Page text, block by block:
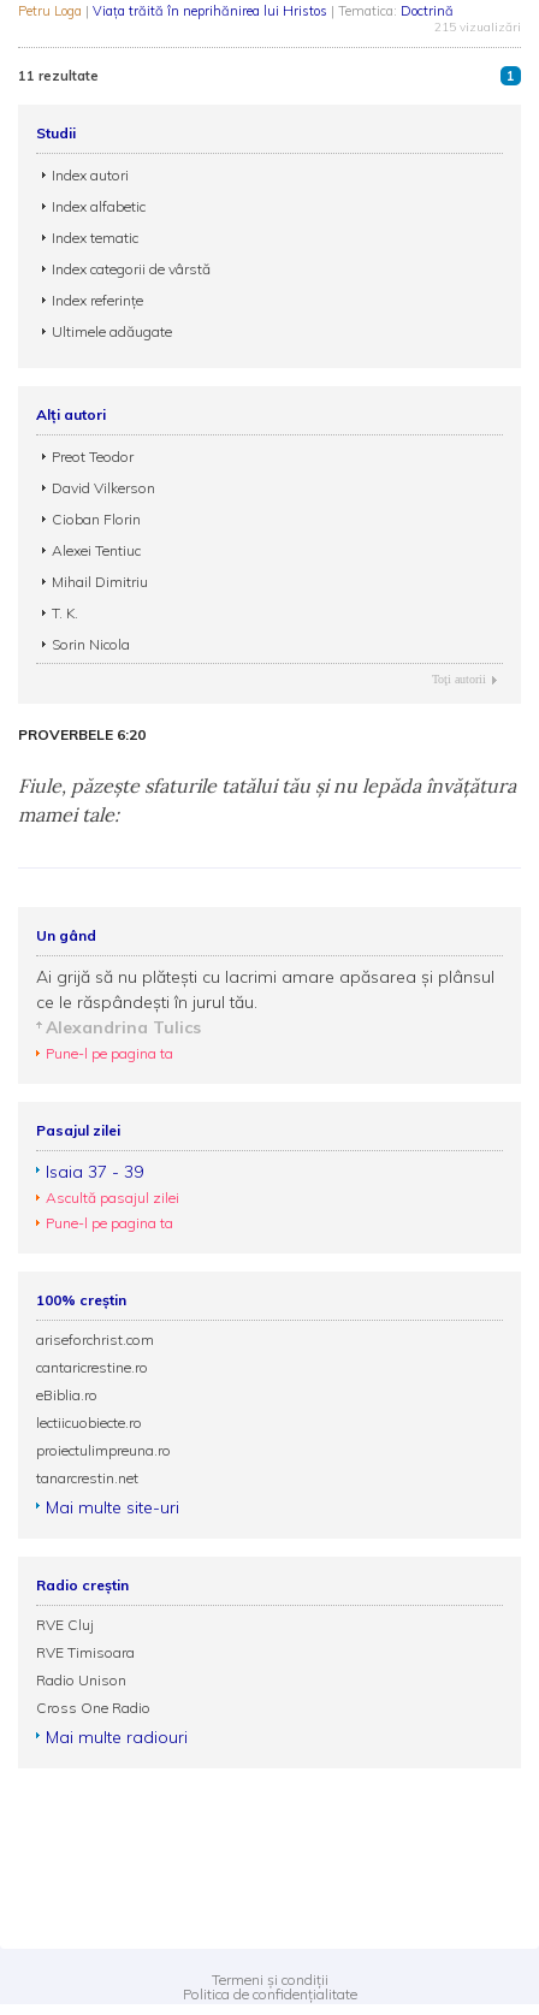
Petru Loga | Viața trăită în neprihănirea lui Hristos | Tematica: Doctrină
215 vizualizări
11 rezultate 1
Studii
Index autori
Index alfabetic
Index tematic
Index categorii de vârstă
Index referințe
Ultimele adăugate
Alți autori
Preot Teodor
David Vilkerson
Cioban Florin
Alexei Tentiuc
Mihail Dimitriu
T. K.
Sorin Nicola
Toţi autorii
PROVERBELE 6:20
Fiule, păzeşte sfaturile tatălui tău şi nu lepăda învăţătura
mamei tale:
Un gând
Ai grijă să nu plătești cu lacrimi amare apăsarea și plânsul
ce le răspândești în jurul tău.
Alexandrina Tulics
Pune-l pe pagina ta
Pasajul zilei
Isaia 37 - 39
Ascultă pasajul zilei
Pune-l pe pagina ta
100% creștin
ariseforchrist.com
cantaricrestine.ro
eBiblia.ro
lectiicuobiecte.ro
proiectulimpreuna.ro
tanarcrestin.net
Mai multe site-uri
Radio creștin
RVE Cluj
RVE Timisoara
Radio Unison
Cross One Radio
Mai multe radiouri
Termeni și condiții
Politica de confidențialitate